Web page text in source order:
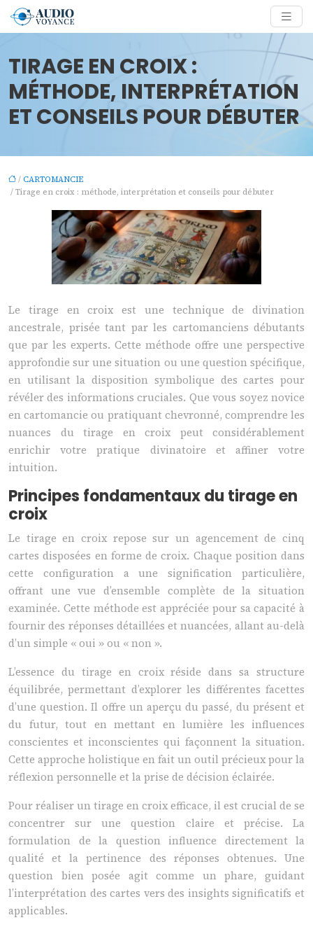
TIRAGE EN CROIX :
MÉTHODE, INTERPRÉTATION
ET CONSEILS POUR DÉBUTER
/ CARTOMANCIE
/ Tirage en croix : méthode, interprétation et conseils pour débuter
Le tirage en croix est une technique de divination
ancestrale, prisée tant par les cartomanciens débutants
que par les experts. Cette méthode offre une perspective
approfondie sur une situation ou une question spécifique,
en utilisant la disposition symbolique des cartes pour
révéler des informations cruciales. Que vous soyez novice
en cartomancie ou pratiquant chevronné, comprendre les
nuances du tirage en croix peut considérablement
enrichir votre pratique divinatoire et affiner votre
intuition.
Principes fondamentaux du tirage en
croix
Le tirage en croix repose sur un agencement de cinq
cartes disposées en forme de croix. Chaque position dans
cette configuration a une signification particulière,
offrant une vue d’ensemble complète de la situation
examinée. Cette méthode est appréciée pour sa capacité à
fournir des réponses détaillées et nuancées, allant au-delà
d’un simple « oui » ou « non ».
L’essence du tirage en croix réside dans sa structure
équilibrée, permettant d’explorer les différentes facettes
d’une question. Il offre un aperçu du passé, du présent et
du futur, tout en mettant en lumière les influences
conscientes et inconscientes qui façonnent la situation.
Cette approche holistique en fait un outil précieux pour la
réflexion personnelle et la prise de décision éclairée.
Pour réaliser un tirage en croix efficace, il est crucial de se
concentrer sur une question claire et précise. La
formulation de la question influence directement la
qualité et la pertinence des réponses obtenues. Une
question bien posée agit comme un phare, guidant
l’interprétation des cartes vers des insights significatifs et
applicables.